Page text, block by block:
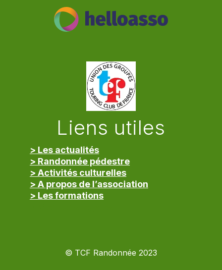
Liens utiles
> Les actualités
> Randonnée pédestre
> Activités culturelles
> A propos de l’association
> Les formations
© TCF Randonnée 2023